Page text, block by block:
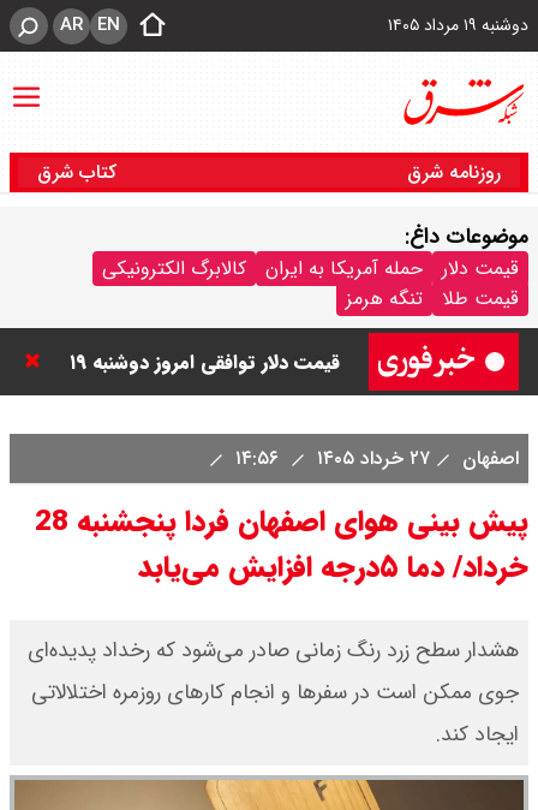
دوشنبه ۱۹ مرداد ۱۴۰۵ EN
AR
روزنامه شرق کتاب شرق
موضوعات داغ:
قیمت دلار حمله آمریکا به ایران
کالابرگ الکترونیکی
قیمت طلا
تنگه هرمز
قیمت دینار عراق امروز دوشنبه ۱۹
مرداد ۱۴۰۵ / هر دینار چند؟ + جدول
قیمت دلار توافقی امروز دوشنبه ۱۹
تاریخی
قیمت طلا و سکه امروز دوشنبه ۱۹
مرداد ۱۴۰۵ / قیمت سکه امامی چند؟
+ جدول
قیمت خودروهای سایپا امروز دوشنبه
اصفهان ۲۷ خرداد ۱۴۰۵
پیش بینی هوای اصفهان فردا پنجشنبه 28
خرداد/ دما ۵درجه افزایش می‌یابد
هشدار سطح زرد رنگ زمانی صادر می‌شود که رخداد پدیده‌ای
جوی ممکن است در سفرها و انجام کارهای روزمره اختلالاتی
ایجاد کند.